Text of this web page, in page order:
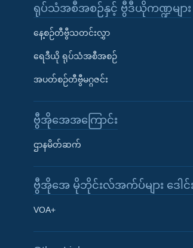
Learning English
ရုပ်သံအစီအစဉ်နှင့် ဗွီဒီယိုကဏ္ဍများ
နေ့စဉ်တီဗွီသတင်းလွှာ
ရေဒီယို ရုပ်သံအစီအစဉ်
အပတ်စဉ်တီဗွီမဂ္ဂဇင်း
ဗွီအိုအေအကြောင်း
ဌာနမိတ်ဆက်
ဗွီအိုအေ မိုဘိုင်းလ်အက်ပ်များ ဒေါ
VOA+